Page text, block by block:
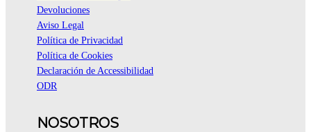
Devoluciones
Aviso Legal
Política de Privacidad
Política de Cookies
Declaración de Accessibilidad
ODR
NOSOTROS